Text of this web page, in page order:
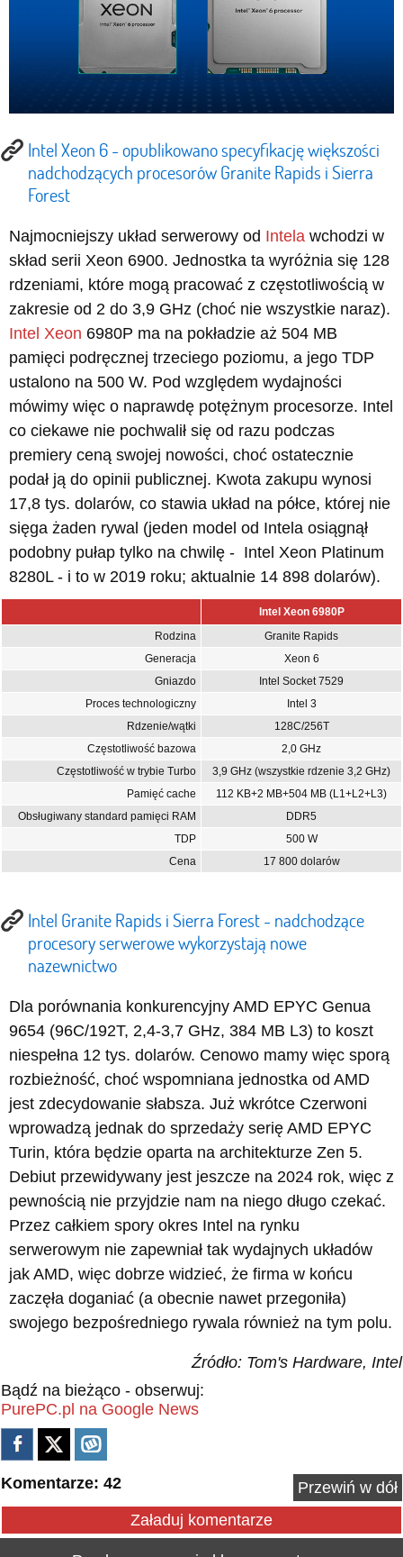
Intel Xeon 6 - opublikowano specyfikację większości
nadchodzących procesorów Granite Rapids i Sierra
Forest
Najmocniejszy układ serwerowy od Intela wchodzi w
skład serii Xeon 6900. Jednostka ta wyróżnia się 128
rdzeniami, które mogą pracować z częstotliwością w
zakresie od 2 do 3,9 GHz (choć nie wszystkie naraz).
Intel Xeon 6980P ma na pokładzie aż 504 MB
pamięci podręcznej trzeciego poziomu, a jego TDP
ustalono na 500 W. Pod względem wydajności
mówimy więc o naprawdę potężnym procesorze. Intel
co ciekawe nie pochwalił się od razu podczas
premiery ceną swojej nowości, choć ostatecznie
podał ją do opinii publicznej. Kwota zakupu wynosi
17,8 tys. dolarów, co stawia układ na półce, której nie
sięga żaden rywal (jeden model od Intela osiągnął
podobny pułap tylko na chwilę - Intel Xeon Platinum
8280L - i to w 2019 roku; aktualnie 14 898 dolarów).
Intel Xeon 6980P
Rodzina
Granite Rapids
Generacja
Xeon 6
Gniazdo
Intel Socket 7529
Proces technologiczny
Intel 3
Rdzenie/wątki
128C/256T
Częstotliwość bazowa
2,0 GHz
Częstotliwość w trybie Turbo
3,9 GHz (wszystkie rdzenie 3,2 GHz)
Pamięć cache
112 KB+2 MB+504 MB (L1+L2+L3)
Obsługiwany standard pamięci RAM
DDR5
TDP
500 W
Cena
17 800 dolarów
Intel Granite Rapids i Sierra Forest - nadchodzące
procesory serwerowe wykorzystają nowe
nazewnictwo
Dla porównania konkurencyjny AMD EPYC Genua
9654 (96C/192T, 2,4-3,7 GHz, 384 MB L3) to koszt
niespełna 12 tys. dolarów. Cenowo mamy więc sporą
rozbieżność, choć wspomniana jednostka od AMD
jest zdecydowanie słabsza. Już wkrótce Czerwoni
wprowadzą jednak do sprzedaży serię AMD EPYC
Turin, która będzie oparta na architekturze Zen 5.
Debiut przewidywany jest jeszcze na 2024 rok, więc z
pewnością nie przyjdzie nam na niego długo czekać.
Przez całkiem spory okres Intel na rynku
serwerowym nie zapewniał tak wydajnych układów
jak AMD, więc dobrze widzieć, że firma w końcu
zaczęła doganiać (a obecnie nawet przegoniła)
swojego bezpośredniego rywala również na tym polu.
Źródło: Tom's Hardware, Intel
Bądź na bieżąco - obserwuj:
PurePC.pl na Google News
Komentarze: 42
Przewiń w dół
Załaduj komentarze